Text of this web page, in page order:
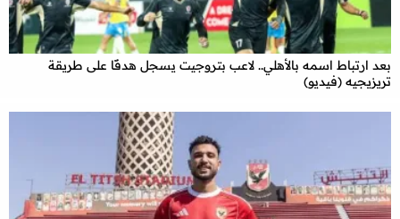
بعد ارتباط اسمه بالأهلي.. لاعب بتروجيت يسجل هدفًا على طريقة
تريزيجيه (فيديو)